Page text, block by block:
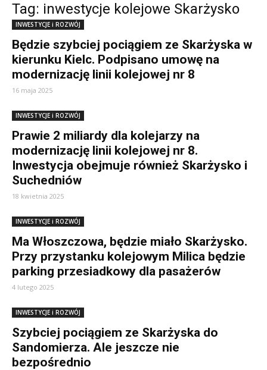
Tag: inwestycje kolejowe Skarżysko
INWESTYCJE i ROZWÓJ
Będzie szybciej pociągiem ze Skarżyska w
kierunku Kielc. Podpisano umowę na
modernizację linii kolejowej nr 8
16 maja 2025
INWESTYCJE i ROZWÓJ
Prawie 2 miliardy dla kolejarzy na
modernizację linii kolejowej nr 8.
Inwestycja obejmuje również Skarżysko i
Suchedniów
18 kwietnia 2025
INWESTYCJE i ROZWÓJ
Ma Włoszczowa, będzie miało Skarżysko.
Przy przystanku kolejowym Milica będzie
parking przesiadkowy dla pasażerów
4 lutego 2025
INWESTYCJE i ROZWÓJ
Szybciej pociągiem ze Skarżyska do
Sandomierza. Ale jeszcze nie
bezpośrednio